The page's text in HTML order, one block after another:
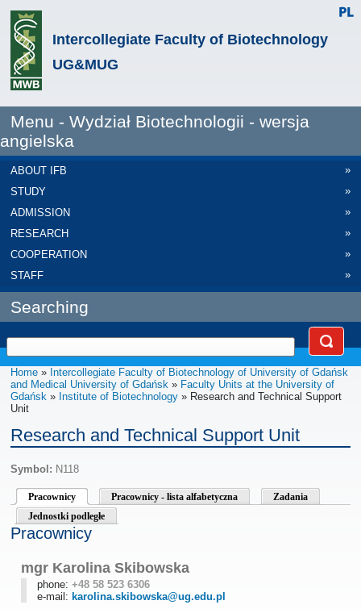
Intercollegiate Faculty of Biotechnology
UG&MUG
Menu - Wydział Biotechnologii - wersja
angielska
ABOUT IFB
»
STUDY
»
ADMISSION
»
RESEARCH
»
COOPERATION
»
STAFF
»
Searching
Home » Intercollegiate Faculty of Biotechnology of University of Gdańsk
and Medical University of Gdańsk » Faculty Units at the University of
Gdańsk » Institute of Biotechnology » Research and Technical Support
Unit
Research and Technical Support Unit
Symbol: N118
Pracownicy Pracownicy - lista alfabetyczna
Zadania
Jednostki podległe
Pracownicy
mgr Karolina Skibowska
phone: +48 58 523 6306
e-mail: karolina.skibowska@ug.edu.pl